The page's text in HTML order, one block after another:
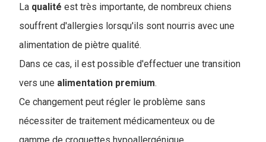
La qualité est très importante, de nombreux chiens
souffrent d'allergies lorsqu'ils sont nourris avec une
alimentation de piètre qualité.
Dans ce cas, il est possible d'effectuer une transition
vers une alimentation premium.
Ce changement peut régler le problème sans
nécessiter de traitement médicamenteux ou de